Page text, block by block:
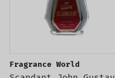
Fragrance World